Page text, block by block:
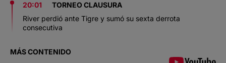
20:01
TORNEO CLAUSURA
River perdió ante Tigre y sumó su sexta derrota
consecutiva
MÁS CONTENIDO